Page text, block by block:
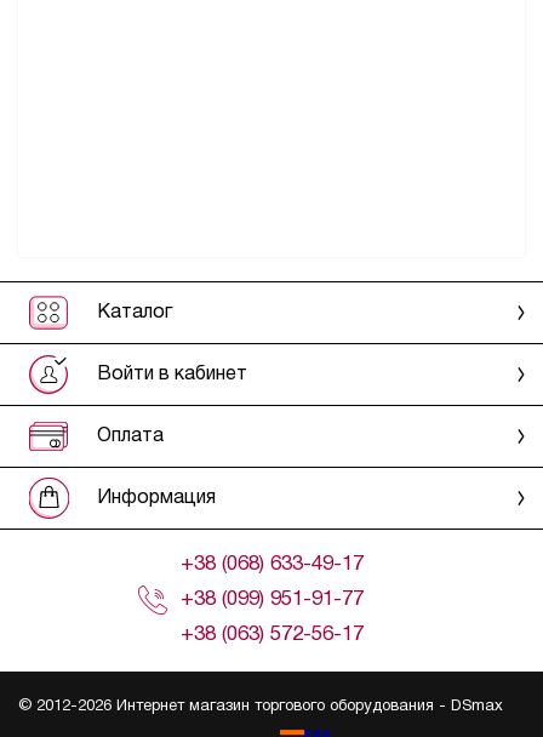
Каталог
Войти в кабинет
Оплата
Информация
+38 (068) 633-49-17
+38 (099) 951-91-77
+38 (063) 572-56-17
© 2012-2026 Интернет магазин торгового оборудования - DSmax